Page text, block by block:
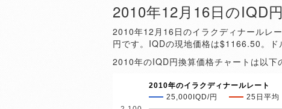
2010年12月16日のIQD
2010年12月16日のイラクディナールレ
円です。IQDの現地価格は$1166.50。ド
2010年のIQD円換算価格チャートは以下
2010年のイラクディナールレート
25,000IQD/円
25日平均